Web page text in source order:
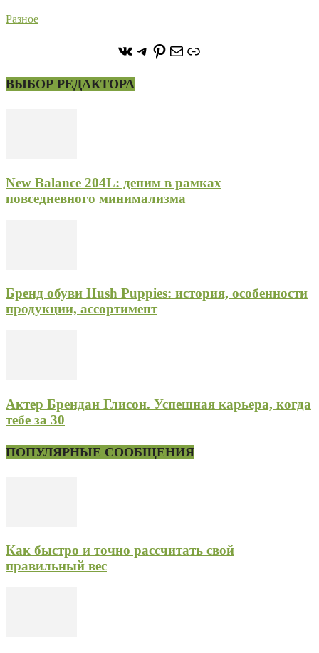
Разное
https://vk.com/
https://t.me/stoneforest
https://
ПочтаСсылка
ВЫБОР РЕДАКТОРА
New Balance 204L: деним в рамках
повседневного минимализма
Бренд обуви Hush Puppies: история, особенности
продукции, ассортимент
Актер Брендан Глисон. Успешная карьера, когда
тебе за 30
ПОПУЛЯРНЫЕ СООБЩЕНИЯ
Как быстро и точно рассчитать свой
правильный вес